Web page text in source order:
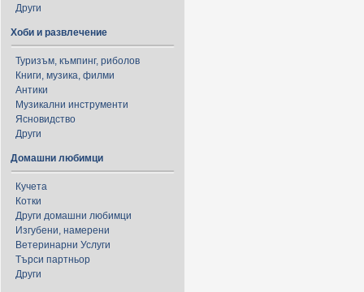
Други
Хоби и развлечение
Туризъм, къмпинг, риболов
Книги, музика, филми
Антики
Музикални инструменти
Ясновидство
Други
Домашни любимци
Кучета
Котки
Други домашни любимци
Изгубени, намерени
Ветеринарни Услуги
Търси партньор
Други